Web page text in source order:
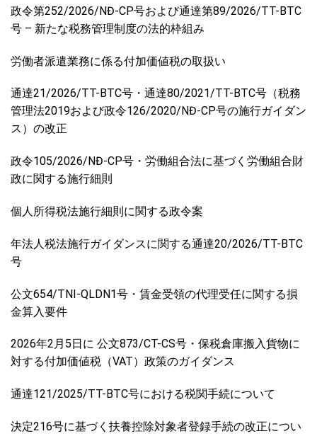
政令第252/2026/NĐ-CP号および通達第89/2026/TT-BTC
号 – 新たな税務管理制度の法的枠組み
労働者派遣業務に係る付加価値税の取扱い
通達21/2026/TT-BTC号・通達80/2021/TT-BTC号（税務
管理法2019および政令126/2020/NĐ-CP号の施行ガイダン
ス）の改正
政令105/2026/NĐ-CP号・労働組合法に基づく労働組合財
政に関する施行細則
個人所得税法施行細則に関する政令案
年法人税法施行ガイダンスに関する通達20/2026/TT-BTC
号
公文654/TNI-QLDN1号・賃金受領の代理受任に関する損
金算入要件
2026年2月5日に 公文873/CT-CS号・保税倉庫搬入貨物に
対する付加価値税（VAT）政策のガイダンス
通達121/2025/TT-BTC号における税関手続について
決定216号に基づく扶養控除対象者登録手続の改正につい